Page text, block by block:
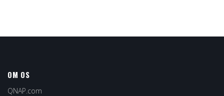
OM OS
QNAP.com